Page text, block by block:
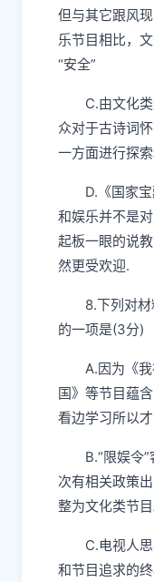
但与其它跟风
乐节目相比，
“安全”
C.由文化
众对于古诗词
一方面进行探索
D.《国家
和娱乐并不是
起板一眼的说
然更受欢迎.
8.下列对
的一项是(3分)
A.因为《
国》等节目蕴
看边学习所以
B.“限娱令
次有相关政策
整为文化类节目
C.电视人
和节目追求的